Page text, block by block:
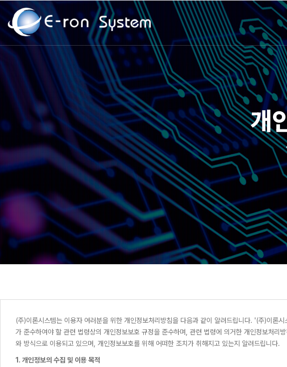
개
(주)이론시스템는 이용자 여러분을 위한 개인정보처리방침을 다음과 같이 알려드립니다. '(주)이
가 준수하여야 할 관련 법령상의 개인정보보호 규정을 준수하며, 관련 법령에 의거한 개인정보처
와 방식으로 이용되고 있으며, 개인정보보호를 위해 어떠한 조치가 취해지고 있는지 알려드립니다.
1. 개인정보의 수집 및 이용 목적